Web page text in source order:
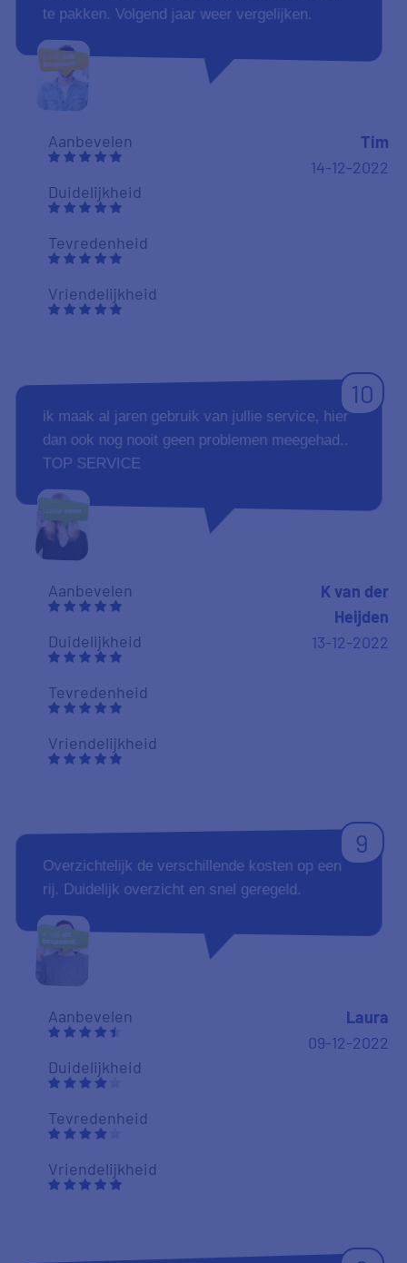
te pakken. Volgend jaar weer vergelijken.
Aanbevelen
Duidelijkheid
Tevredenheid
Vriendelijkheid
Tim
14-12-2022
10
ik maak al jaren gebruik van jullie service, hier
dan ook nog nooit geen problemen meegehad..
TOP SERVICE
Aanbevelen
Duidelijkheid
Tevredenheid
Vriendelijkheid
K van der
Heijden
13-12-2022
9
Overzichtelijk de verschillende kosten op een
rij. Duidelijk overzicht en snel geregeld.
Aanbevelen
Duidelijkheid
Tevredenheid
Vriendelijkheid
Laura
09-12-2022